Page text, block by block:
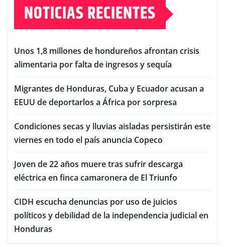
NOTICIAS RECIENTES
Unos 1,8 millones de hondureños afrontan crisis
alimentaria por falta de ingresos y sequía
Migrantes de Honduras, Cuba y Ecuador acusan a
EEUU de deportarlos a África por sorpresa
Condiciones secas y lluvias aisladas persistirán este
viernes en todo el país anuncia Copeco
Joven de 22 años muere tras sufrir descarga
eléctrica en finca camaronera de El Triunfo
CIDH escucha denuncias por uso de juicios
políticos y debilidad de la independencia judicial en
Honduras